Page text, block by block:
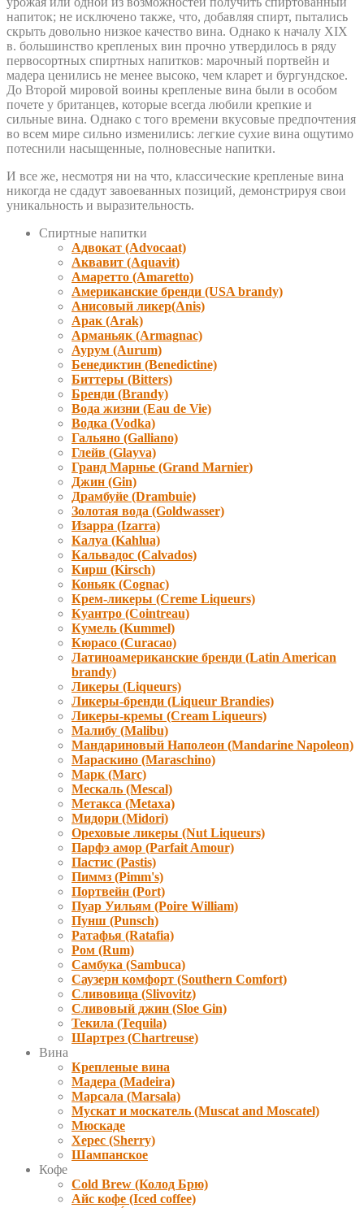
напиток; не исключено также, что, добавляя спирт, пытались
скрыть довольно низкое качество вина. Однако к началу XIX
в. большинство крепленых вин прочно утвердилось в ряду
первосортных спиртных напитков: марочный портвейн и
мадера ценились не менее высоко, чем кларет и бургундское.
До Второй мировой воины крепленые вина были в особом
почете у британцев, которые всегда любили крепкие и
сильные вина. Однако с того времени вкусовые предпочтения
во всем мире сильно изменились: легкие сухие вина ощутимо
потеснили насыщенные, полновесные напитки.
И все же, несмотря ни на что, классические крепленые вина
никогда не сдадут завоеванных позиций, демонстрируя свои
уникальность и выразительность.
Спиртные напитки
Адвокат (Advocaat)
Аквавит (Aquavit)
Амаретто (Amaretto)
Американские бренди (USA brandy)
Анисовый ликер(Anis)
Арак (Arak)
Арманьяк (Armagnac)
Аурум (Aurum)
Бенедиктин (Benedictine)
Биттеры (Bitters)
Бренди (Brandy)
Вода жизни (Eau de Vie)
Водка (Vodka)
Гальяно (Galliano)
Глейв (Glayva)
Гранд Марнье (Grand Marnier)
Джин (Gin)
Драмбуйе (Drambuie)
Золотая вода (Goldwasser)
Изарра (Izarra)
Калуа (Kahlua)
Кальвадос (Calvados)
Кирш (Kirsch)
Коньяк (Cognac)
Крем-ликеры (Creme Liqueurs)
Куантро (Cointreau)
Кумель (Kummel)
Кюрасо (Curacao)
Латиноамериканские бренди (Latin American
brandy)
Ликеры (Liqueurs)
Ликеры-бренди (Liqueur Brandies)
Ликеры-кремы (Cream Liqueurs)
Малибу (Malibu)
Мандариновый Наполеон (Mandarine Napoleon)
Мараскино (Маraschino)
Марк (Marc)
Мескаль (Mescal)
Метакса (Metaxa)
Мидори (Мidori)
Ореховые ликеры (Nut Liqueurs)
Парфэ амор (Parfait Amour)
Пастис (Pastis)
Пиммз (Pimm's)
Портвейн (Port)
Пуар Уильям (Poire William)
Пунш (Punsch)
Ратафья (Ratafia)
Ром (Rum)
Самбука (Sambuca)
Саузерн комфорт (Southern Comfort)
Сливовица (Slivovitz)
Сливовый джин (Sloe Gin)
Текила (Tequila)
Шартрез (Chartreuse)
Вина
Крепленые вина
Мадера (Madeira)
Марсала (Marsala)
Мускат и москатель (Muscat and Moscatel)
Мюскаде
Херес (Sherry)
Шампанское
Кофе
Cold Brew (Колод Брю)
Айс кофе (Iced coffee)